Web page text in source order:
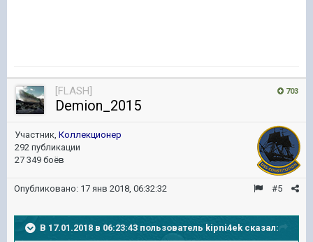
703
[FLASH]
Demion_2015
Участник, Коллекционер
292 публикации
27 349 боёв
#5
Опубликовано: 17 янв 2018, 06:32:32
В 17.01.2018 в 06:23:43 пользователь kipni4ek сказал: